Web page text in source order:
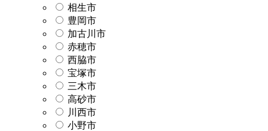
相生市
豊岡市
加古川市
赤穂市
西脇市
宝塚市
三木市
高砂市
川西市
小野市